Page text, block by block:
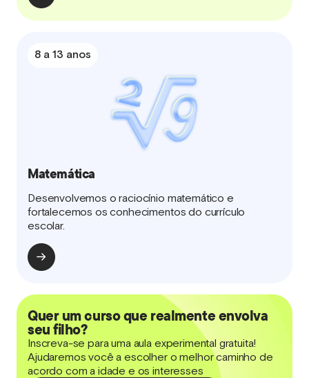
8 a 13 anos
Matemática
Desenvolvemos o raciocínio matemático e
fortalecemos os conhecimentos do currículo
escolar.
Quer um curso que realmente envolva
seu filho?
Inscreva-se para uma aula experimental gratuita!
Ajudaremos você a escolher o melhor caminho de
acordo com a idade e os interesses